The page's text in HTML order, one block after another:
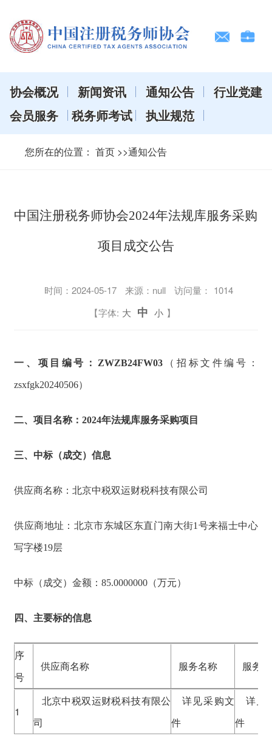
协会概况 新闻资讯 通知公告
行业党建
会员服务
税务师考试 执业规范
您所在的位置： 首页 >>通知公告
中国注册税务师协会2024年法规库服务采购
项目成交公告
时间： 2024-05-17 来源：null 访问量： 1014
【字体: 大 中 小 】
一、项目编号：ZWZB24FW03（招标文件编号：
zsxfgk20240506）
二、项目名称：2024年法规库服务采购项目
三、中标（成交）信息
供应商名称：北京中税双运财税科技有限公司
供应商地址：北京市东城区东直门南大街1号来福士中心
写字楼19层
中标（成交）金额：85.0000000（万元）
四、主要标的信息
序
号
供应商名称 服务名称 服务
1
北京中税双运财税科技有限公
司
详见采购文
件
详见
件